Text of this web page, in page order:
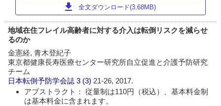
download 全文ダウンロード(3.68MB)
地域在住フレイル高齢者に対する介入は転倒リスクを減らせ
るのか
金憲経, 青木登紀子
東京都健康長寿医療センター研究所自立促進と介護予防研究
チーム
日本転倒予防学会誌 3 (3) 21-26, 2017.
アブストラクト： 従量制は110円（税込）、基本料金制
は基本料金に含まれます。